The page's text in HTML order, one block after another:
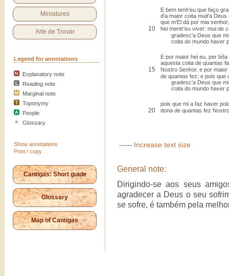
Miniatures
Arte de Trovar
Legend for annotations
Explanatory note
Reading note
Marginal note
Toponymy
People
Glossary
Show annotations
Print / copy
Cantigas: Short guide
Glossary
Map of Cantigas
E bem tenh'eu que faço
d'a maior coita muit'a Deus
que m'El dá por mia
10
hei mentr'eu viver: mui de
gradesc'a Deus que mi
coita do mundo haver
E por maior hei eu, per bõa
aquesta coita de quantas
15
Nostro Senhor, e por maior
de quantas fez; e pois que
gradesc'a Deus que mi
coita do mundo haver
pois que mi a faz haver
20 dona de quantas fez
----- Increase text size
General note:
Dirigindo-se aos seus
agradecer a Deus o seu
se sofre, é também pela